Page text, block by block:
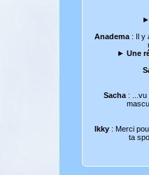
►
Anadema: Il y
► Une
Sacha: ...vu
Ikky: Merci
ta